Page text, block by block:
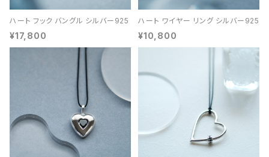
ハート フック バングル シルバー925
¥17,800
ハート ワイヤー リング シルバー925
¥10,800